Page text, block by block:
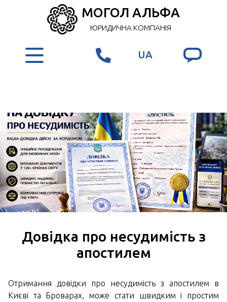
МОГОЛ АЛЬФА
ЮРИДИЧНА КОМПАНІЯ
UA
Довідка про несудимість з
апостилем
Отримання довідки про несудимість з апостилем в
Києві та Броварах, може стати швидким і простим